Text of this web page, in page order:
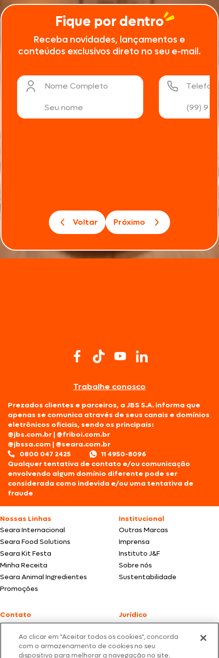
Fique por dentro
Receba novidades, lançamentos e
conteúdos exclusivos direto no seu e-mail.
Nome Completo
Voltar Próximo
Trabalhe conosco
Prezados clientes e parceiros, a JBS S.A. informa que
apenas se comunica através de seus canais e domínios
eletrônicos oficiais, sendo os principais:
@jbs.com.br |@friboi.com.br
@jbssa.com |@seara.com.br
0800 047 2425
11 4950-8096
Qualquer tentativa de contato e/ou comunicação
envolvendo algum domínio diferente pode ser
considerada como indevida e/ou uma tentativa de
fraude
Nossas Linhas
Seara Internacional
Seara Food Solutions
Seara Kit Festa
Minha Receita
Seara Animal Ingredientes
Promoções
Institucional
Outras Marcas
Imprensa
Instituto J&F
Sobre nós
Sustentabilidade
Contato
Fale Conosco
SAC: +55 0800 047 2425
Jurídico
Política de cookies
Política de privacidade
Ao clicar em "Aceitar todos os cookies", concorda
com o armazenamento de cookies no seu
dispositivo para melhorar a navegação no site,